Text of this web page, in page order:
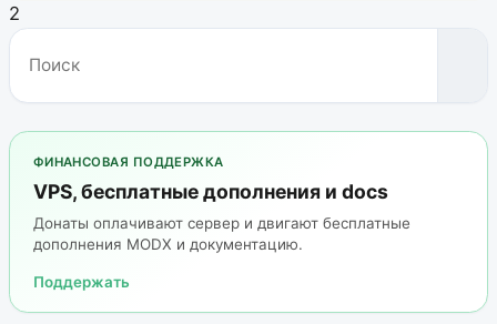
2
ФИНАНСОВАЯ ПОДДЕРЖКА
VPS, бесплатные дополнения и docs
Донаты оплачивают сервер и двигают бесплатные
дополнения MODX и документацию.
Поддержать